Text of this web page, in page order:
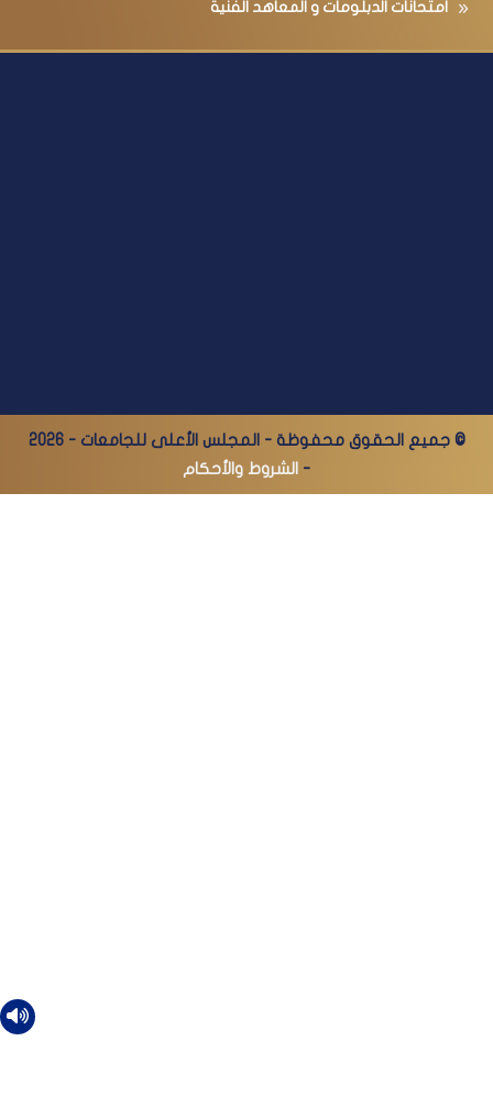
امتحانات الدبلومات و المعاهد الفنية
© جميع الحقوق محفوظة - المجلس الأعلى للجامعات - 2026
- الشروط والأحكام